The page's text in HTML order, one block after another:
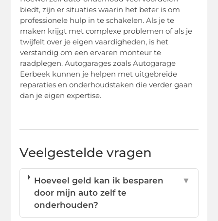
biedt, zijn er situaties waarin het beter is om
professionele hulp in te schakelen. Als je te
maken krijgt met complexe problemen of als je
twijfelt over je eigen vaardigheden, is het
verstandig om een ervaren monteur te
raadplegen. Autogarages zoals Autogarage
Eerbeek kunnen je helpen met uitgebreide
reparaties en onderhoudstaken die verder gaan
dan je eigen expertise.
Veelgestelde vragen
Hoeveel geld kan ik besparen
door mijn auto zelf te
onderhouden?
▼